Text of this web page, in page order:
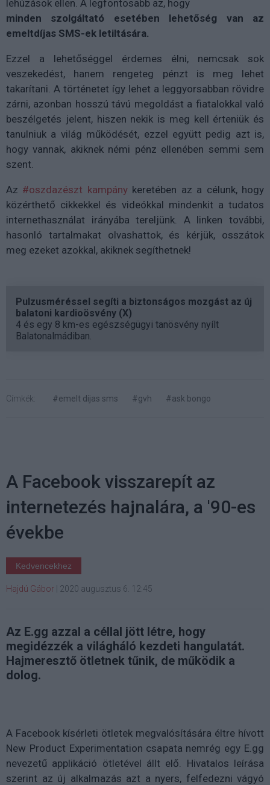
lehúzások ellen. A legfontosabb az, hogy
minden szolgáltató esetében lehetőség van az
emeltdíjas SMS-ek letiltására.
Ezzel a lehetőséggel érdemes élni, nemcsak sok
veszekedést, hanem rengeteg pénzt is meg lehet
takarítani. A történetet így lehet a leggyorsabban rövidre
zárni, azonban hosszú távú megoldást a fiatalokkal való
beszélgetés jelent, hiszen nekik is meg kell érteniük és
tanulniuk a világ működését, ezzel együtt pedig azt is,
hogy vannak, akiknek némi pénz ellenében semmi sem
szent.
Az #oszdazészt kampánykeretében az a célunk, hogy
közérthető cikkekkel és videókkal mindenkit a tudatos
internethasználat irányába tereljünk. A linken további,
hasonló tartalmakat olvashattok, és kérjük, osszátok
meg ezeket azokkal, akiknek segíthetnek!
Pulzusméréssel segíti a biztonságos mozgást az új
balatoni kardioösvény (X)
4 és egy 8 km-es egészségügyi tanösvény nyílt
Balatonalmádiban.
Címkék: #emelt díjas sms #gvh #ask bongo
A Facebook visszarepít az
internetezés hajnalára, a '90-es
évekbe
Kedvencekhez
Hajdú Gábor 2020 augusztus 6. 12:45
Az E.gg azzal a céllal jött létre, hogy
megidézzék a világháló kezdeti hangulatát.
Hajmeresztő ötletnek tűnik, de működik a
dolog.
A Facebook kísérleti ötletek megvalósítására éltre hívott
New Product Experimentation csapata nemrég egy E.gg
nevezetű applikáció ötletével állt elő. Hivatalos leírása
szerint az új alkalmazás azt a nyers, felfedezni vágyó